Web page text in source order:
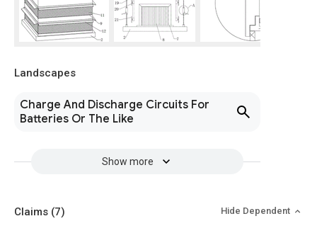
Landscapes
Charge And Discharge Circuits For
Batteries Or The Like
Show more
Claims (7) Hide Dependent